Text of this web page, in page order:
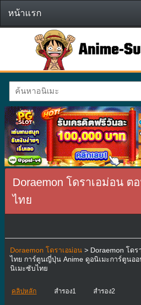
หน้าแรก
Doraemon โดราเอม่อน ต
ไทย
Doraemon โดราเอม่อน> Doraemon โดร
ไทย การ์ตูนญี่ปุ่น Anime ดูอนิเมะการ์ตูนอ
นิเมะซับไทย
คลิปหลัก สำรอง1 สำรอง2